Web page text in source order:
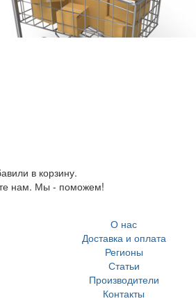
в корзину.
нам. Мы - поможем!
О нас
Доставка и оплата
Регионы
Статьи
Производители
Контакты